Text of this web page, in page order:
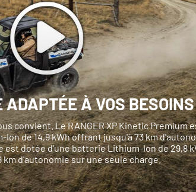
ADAPTÉE À VOS BESOINS
convient. Le RANGER XP Kinetic Premium
de 14,9 kWh offrant jusqu'à 73 km
est dotée d'une batterie Lithium-Ion de 29,8
d'autonomie sur une seule charge.